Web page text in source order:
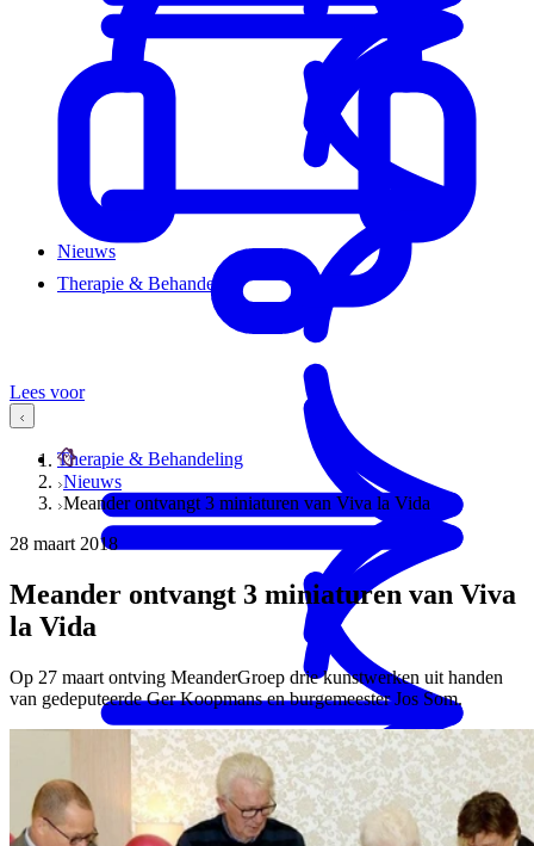
Therapie & Behandeling
Dagbesteding
Therapie & Behandeling
Nieuws
MENS magazine
Lees voor
Nieuws
Meander ontvangt 3 miniaturen van Viva la Vida
28 maart 2018
Meander ontvangt 3 miniaturen van Viva
la Vida
Op 27 maart ontving MeanderGroep drie kunstwerken uit handen
van gedeputeerde Ger Koopmans en burgemeester Jos Som.